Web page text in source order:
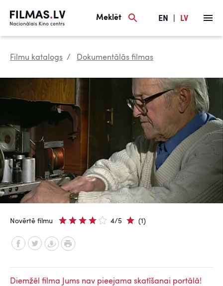
Meklēt EN LV
Filmu katalogs Dokumentālās filmas
Novērtē filmu 4/5 (1)
Diemžēl filma Jums nav pieejama skatīšanai portālā!